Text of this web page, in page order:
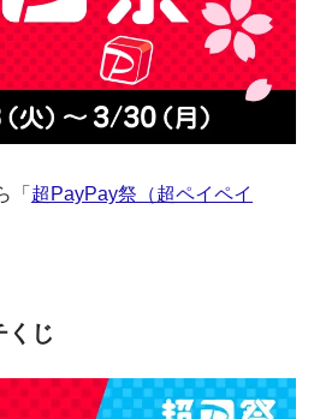
「 超PayPay祭（超ペイペイ
くじ